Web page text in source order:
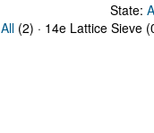
State:
All (2) · 14e Lattice Sieve